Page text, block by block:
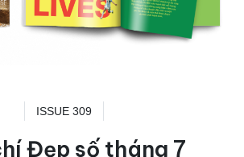
ISSUE 309
Đẹp số tháng 7